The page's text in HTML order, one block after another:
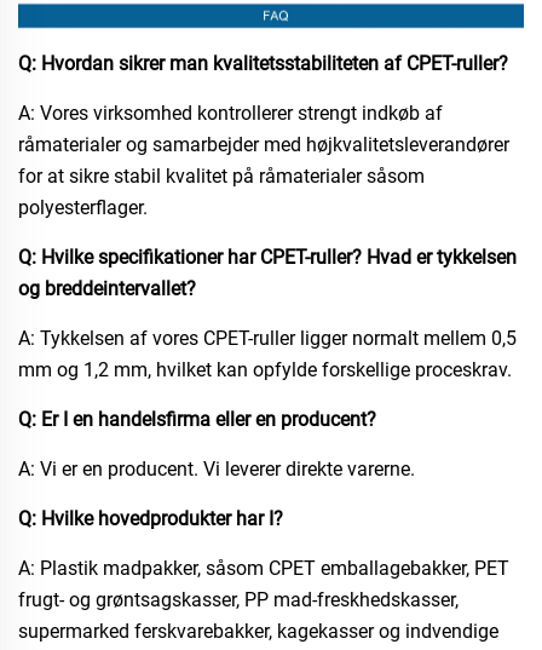
Q: Hvordan sikrer man kvalitetsstabiliteten af CPET-ruller?
A: Vores virksomhed kontrollerer strengt indkøb af
råmaterialer og samarbejder med højkvalitetsleverandører
for at sikre stabil kvalitet på råmaterialer såsom
polyesterflager.
Q: Hvilke specifikationer har CPET-ruller? Hvad er tykkelsen
og breddeintervallet?
A: Tykkelsen af vores CPET-ruller ligger normalt mellem 0,5
mm og 1,2 mm, hvilket kan opfylde forskellige proceskrav.
Q: Er I en handelsfirma eller en producent?
A: Vi er en producent. Vi leverer direkte varerne.
Q: Hvilke hovedprodukter har I?
A: Plastik madpakker, såsom CPET emballagebakker, PET
frugt- og grøntsagskasser, PP mad-freskhedskasser,
supermarked ferskvarebakker, kagekasser og indvendige